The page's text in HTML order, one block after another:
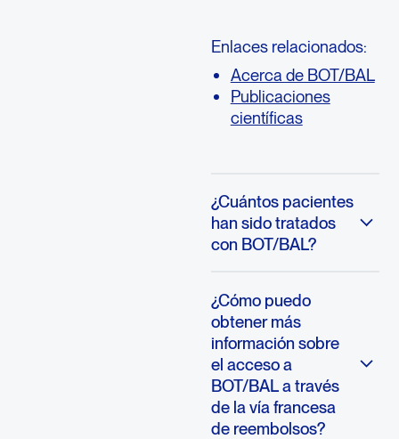
Enlaces relacionados:
Acerca de BOT/BAL
Publicaciones
científicas
¿Cuántos pacientes
han sido tratados
con BOT/BAL?
¿Cómo puedo
obtener más
información sobre
el acceso a
BOT/BAL a través
de la vía francesa
de reembolsos?